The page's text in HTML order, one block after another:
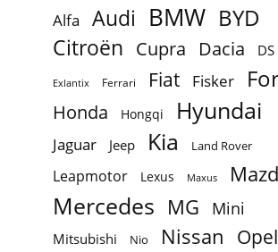
Alfa Audi BMW BYD
Citroën Cupra Dacia DS
Exlantix Ferrari Fiat Fisker
Honda Hongqi Hyundai
Jaguar Jeep Kia Land Rover
Leapmotor Lexus Maxus
Mercedes MG Mini
Mitsubishi Nio Nissan Opel